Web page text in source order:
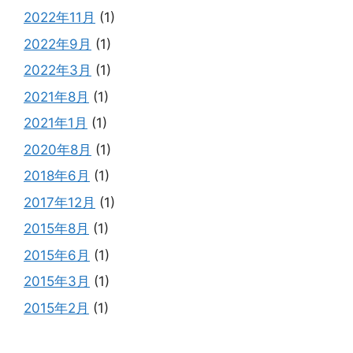
2022年11月 (1)
2022年9月 (1)
2022年3月 (1)
2021年8月 (1)
2021年1月 (1)
2020年8月 (1)
2018年6月 (1)
2017年12月 (1)
2015年8月 (1)
2015年6月 (1)
2015年3月 (1)
2015年2月 (1)